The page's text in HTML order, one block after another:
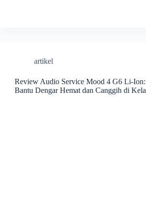
artikel
Review Audio Service Mood 4 G6 Li-
Bantu Dengar Hemat dan Canggih di